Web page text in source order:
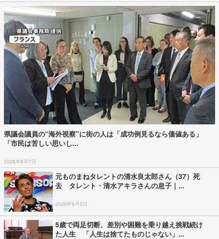
県議会議員の“海外視察”に街の人は「成功例見るなら価値ある」
「市民は苦しい思いし...
2026年8月7日
元ものまねタレントの清水良太郎さん（37）死
去 タレント・清水アキラさんの息子｜...
2026年8月2日
5歳で両足切断、差別や困難を乗り越え挑戦続け
た人生 「人生は捨てたものじゃない」...